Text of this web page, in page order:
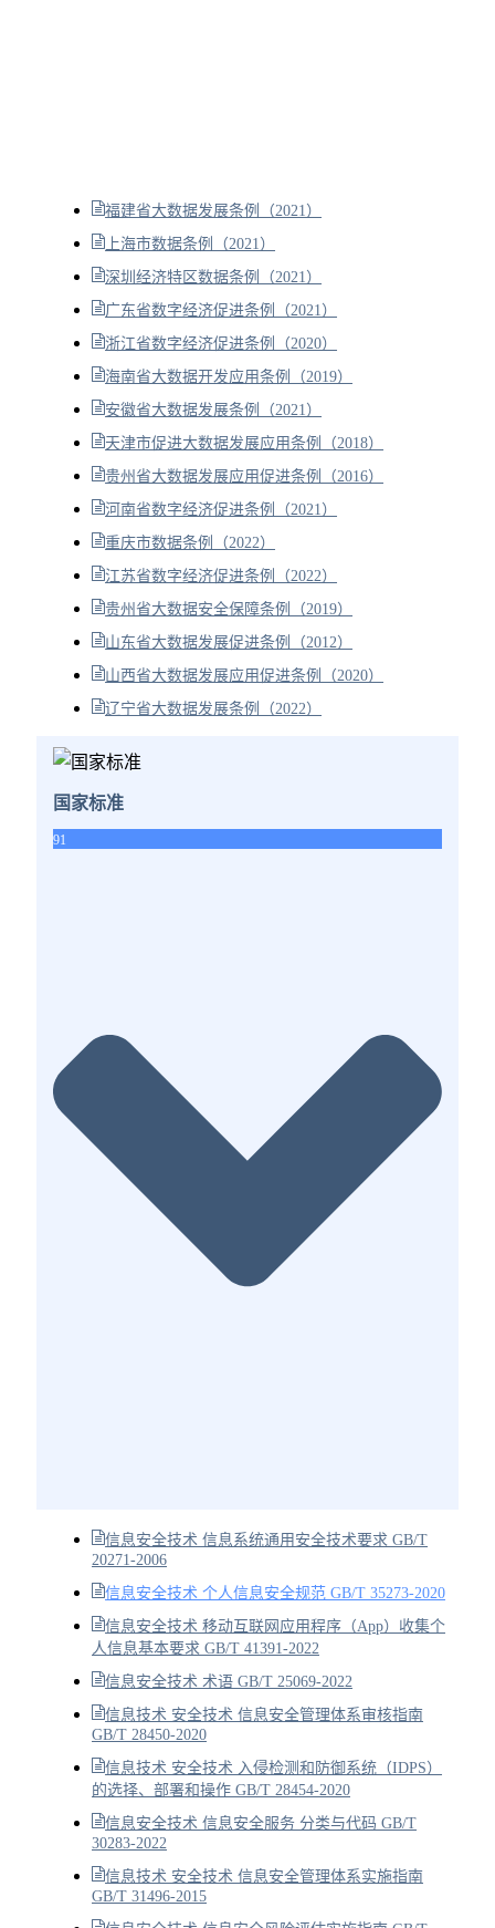
福建省大数据发展条例（2021）
上海市数据条例（2021）
深圳经济特区数据条例（2021）
广东省数字经济促进条例（2021）
浙江省数字经济促进条例（2020）
海南省大数据开发应用条例（2019）
安徽省大数据发展条例（2021）
天津市促进大数据发展应用条例（2018）
贵州省大数据发展应用促进条例（2016）
河南省数字经济促进条例（2021）
重庆市数据条例（2022）
江苏省数字经济促进条例（2022）
贵州省大数据安全保障条例（2019）
山东省大数据发展促进条例（2012）
山西省大数据发展应用促进条例（2020）
辽宁省大数据发展条例（2022）
国家标准
91
信息安全技术 信息系统通用安全技术要求 GB/T
20271-2006
信息安全技术 个人信息安全规范 GB/T 35273-2020
信息安全技术 移动互联网应用程序（App）收集个
人信息基本要求 GB/T 41391-2022
信息安全技术 术语 GB/T 25069-2022
信息技术 安全技术 信息安全管理体系审核指南
GB/T 28450-2020
信息技术 安全技术 入侵检测和防御系统（IDPS）
的选择、部署和操作 GB/T 28454-2020
信息安全技术 信息安全服务 分类与代码 GB/T
30283-2022
信息技术 安全技术 信息安全管理体系实施指南
GB/T 31496-2015